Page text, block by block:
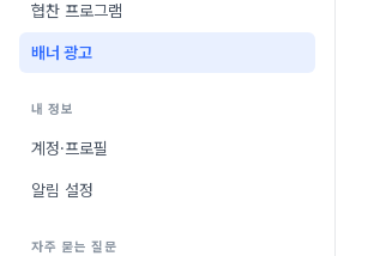
협찬 프로그램
배너 광고
내 정보
계정·프로필
알림 설정
자주 묻는 질문